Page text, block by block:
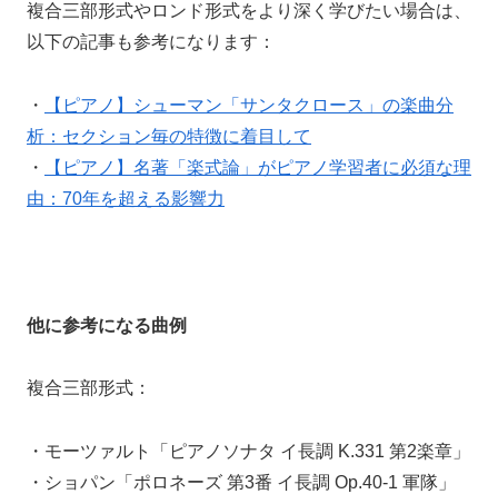
複合三部形式やロンド形式をより深く学びたい場合は、
以下の記事も参考になります：
・
【ピアノ】シューマン「サンタクロース」の楽曲分
析：セクション毎の特徴に着目して
・
【ピアノ】名著「楽式論」がピアノ学習者に必須な理
由：70年を超える影響力
他に参考になる曲例
複合三部形式：
・モーツァルト「ピアノソナタ イ長調 K.331 第2楽章」
・ショパン「ポロネーズ 第3番 イ長調 Op.40-1 軍隊」